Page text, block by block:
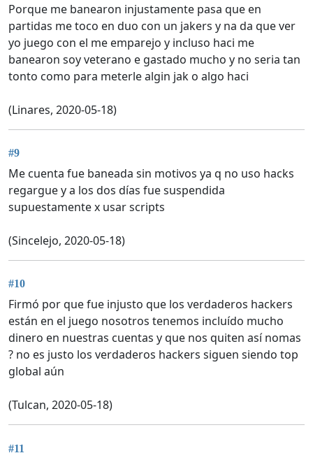
Porque me banearon injustamente pasa que en
partidas me toco en duo con un jakers y na da que ver
yo juego con el me emparejo y incluso haci me
banearon soy veterano e gastado mucho y no seria tan
tonto como para meterle algin jak o algo haci
(Linares, 2020-05-18)
#9
Me cuenta fue baneada sin motivos ya q no uso hacks
regargue y a los dos días fue suspendida
supuestamente x usar scripts
(Sincelejo, 2020-05-18)
#10
Firmó por que fue injusto que los verdaderos hackers
están en el juego nosotros tenemos incluído mucho
dinero en nuestras cuentas y que nos quiten así nomas
? no es justo los verdaderos hackers siguen siendo top
global aún
(Tulcan, 2020-05-18)
#11